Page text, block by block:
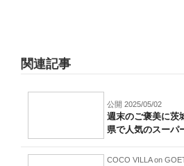
関連記事
公開 2025/05/02
週末のご褒美に
県で人気のスー
COCO VILLA on